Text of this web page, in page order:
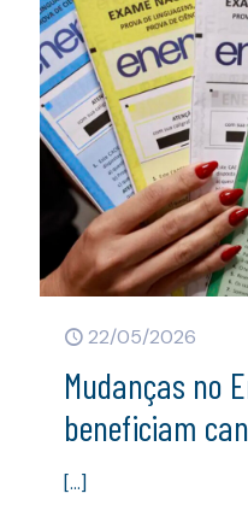
22/05/2026
Mudanças no
beneficiam
[…]